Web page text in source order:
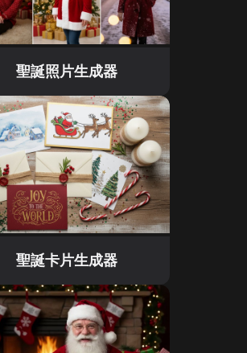
聖誕照片生成器
聖誕卡片生成器